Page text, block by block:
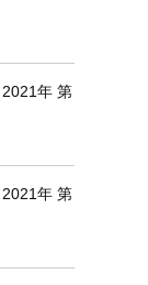
2021年 第
2021年 第